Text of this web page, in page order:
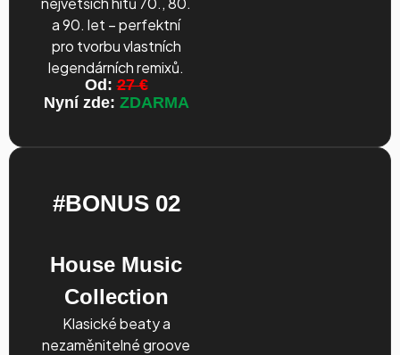
a 90. let – perfektní
pro tvorbu vlastních
legendárních remixů.
Od: 27 €
Nyní zde: ZDARMA
#BONUS 02
House Music
Collection
Klasické beaty a
nezaměnitelné groove